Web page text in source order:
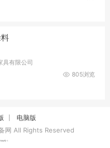
具有限公司
805浏览
电脑版
网 All Rights Reserved
号-1